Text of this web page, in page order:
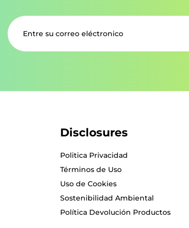
Disclosures
Politica Privacidad
Términos de Uso
Uso de Cookies
Sostenibilidad Ambiental
Política Devolución Productos